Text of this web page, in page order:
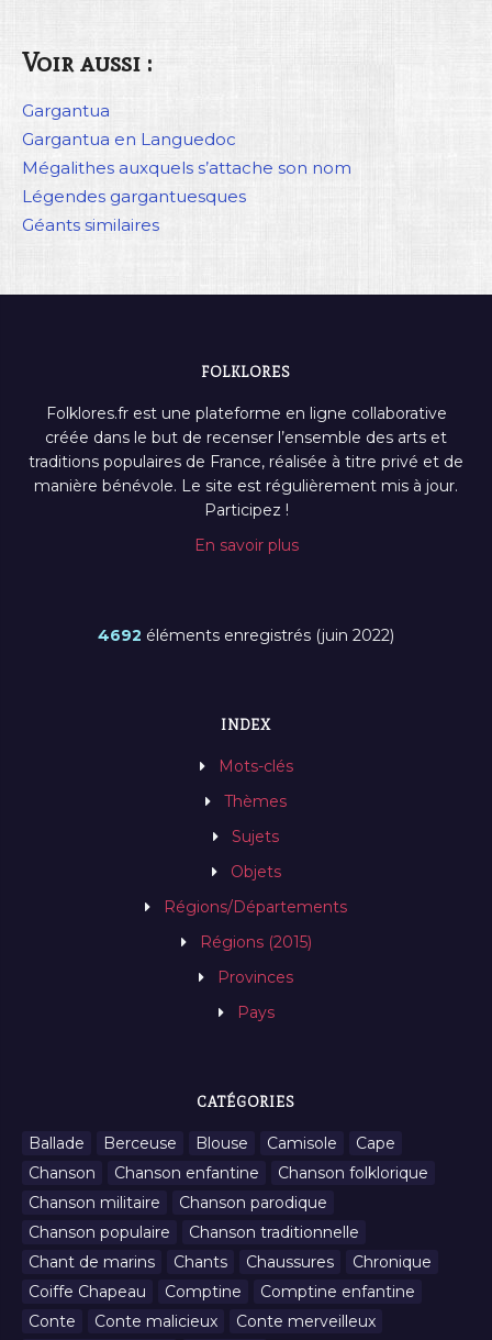
Voir aussi :
Gargantua
Gargantua en Languedoc
Mégalithes auxquels s’attache son nom
Légendes gargantuesques
Géants similaires
FOLKLORES
Folklores.fr est une plateforme en ligne collaborative
créée dans le but de recenser l’ensemble des arts et
traditions populaires de France, réalisée à titre privé et de
manière bénévole. Le site est régulièrement mis à jour.
Participez !
En savoir plus
4692 éléments enregistrés (juin 2022)
INDEX
Mots-clés
Thèmes
Sujets
Objets
Régions/Départements
Régions (2015)
Provinces
Pays
CATÉGORIES
Ballade Berceuse Blouse Camisole
Cape
Chanson
Chanson enfantine
Chanson folklorique
Chanson militaire
Chanson parodique
Chanson populaire
Chanson traditionnelle
Chant de marins
Chants Chaussures
Chronique
Coiffe Chapeau
Comptine
Comptine enfantine
Conte
Conte malicieux Conte merveilleux